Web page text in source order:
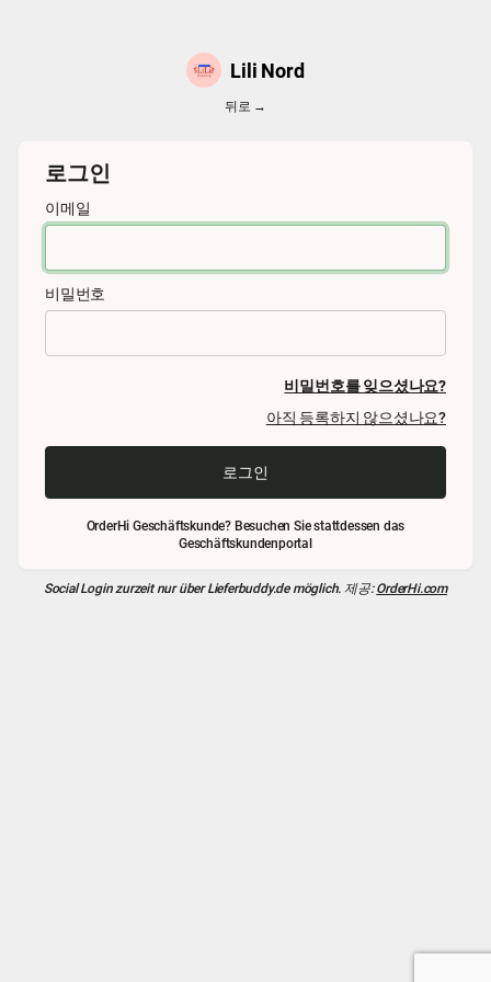
Lili Nord
뒤로 →
로그인
이메일
비밀번호
비밀번호를 잊으셨나요?
아직 등록하지 않으셨나요?
로그인
OrderHi Geschäftskunde? Besuchen Sie stattdessen das
Geschäftskundenportal
Social Login zurzeit nur überLieferbuddy.demöglich. 제공:OrderHi.com